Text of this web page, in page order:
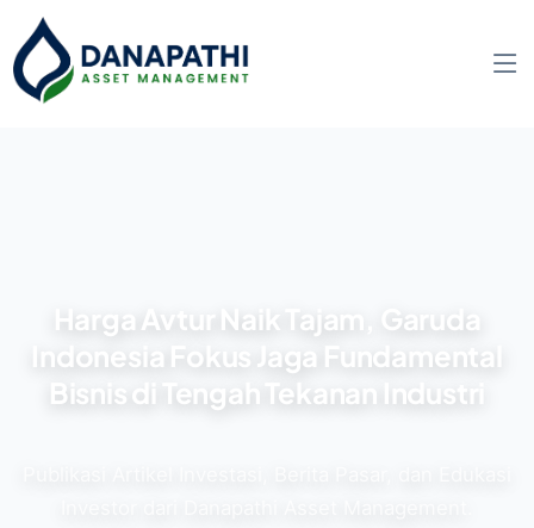
Harga Avtur Naik Tajam, Garuda
Indonesia Fokus Jaga Fundamental
Bisnis di Tengah Tekanan Industri